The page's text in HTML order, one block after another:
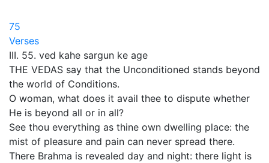
75
Verses
III. 55. ved kahe sargun ke age
THE VEDAS say that the Unconditioned stands beyond
the world of Conditions.
O woman, what does it avail thee to dispute whether
He is beyond all or in all?
See thou everything as thine own dwelling place: the
mist of pleasure and pain can never spread there.
There Brahma is revealed day and night: there light is